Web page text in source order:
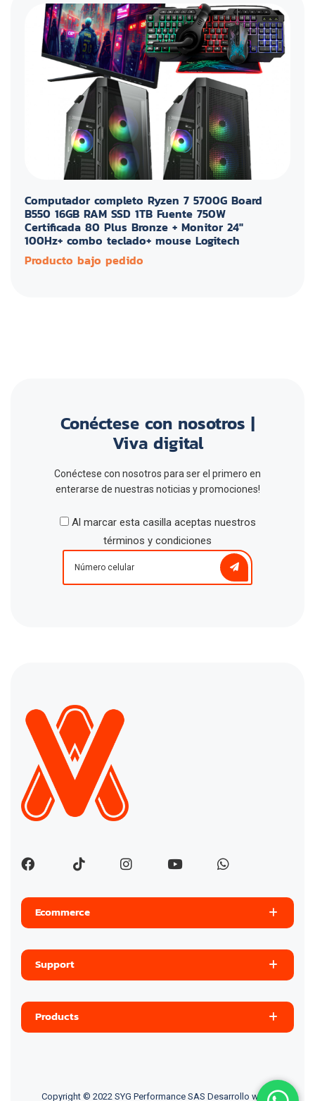
Computador completo Ryzen 7 5700G Board
B550 16GB RAM SSD 1TB Fuente 750W
Certificada 80 Plus Bronze + Monitor 24"
100Hz+ combo teclado+ mouse Logitech
Producto bajo pedido
Conéctese con nosotros |
Viva digital
Conéctese con nosotros para ser el primero en
enterarse de nuestras noticias y promociones!
Al marcar esta casilla aceptas nuestros
términos y condiciones
Ecommerce
Support
Products
Copyright © 2022 SYG Performance SAS Desarrollo web.